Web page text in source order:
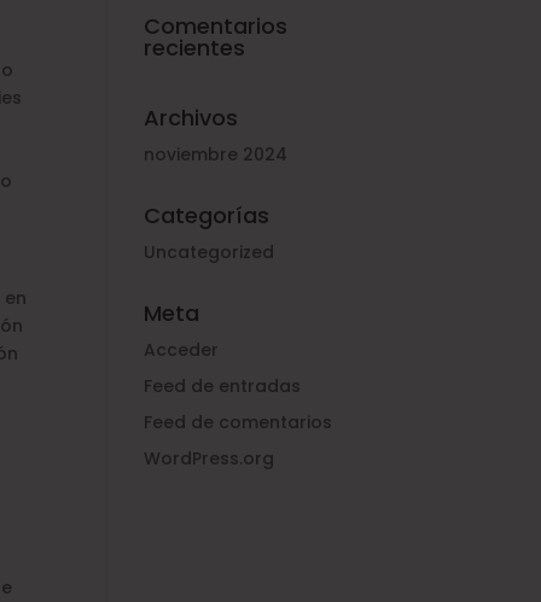
Comentarios
recientes
Archivos
noviembre 2024
Categorías
Uncategorized
Meta
Acceder
Feed de entradas
Feed de comentarios
WordPress.org